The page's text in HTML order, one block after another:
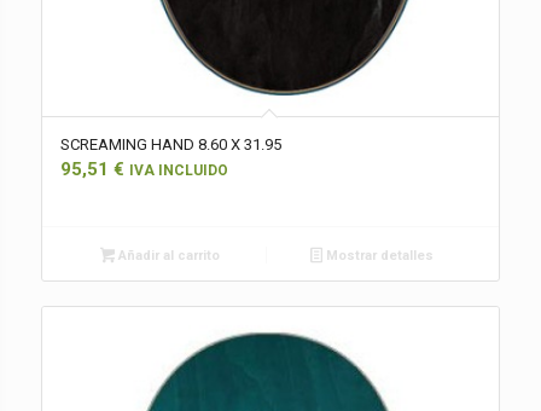
SCREAMING HAND 8.60 X 31.95
95,51 € IVA INCLUIDO
Añadir al carrito Mostrar detalles